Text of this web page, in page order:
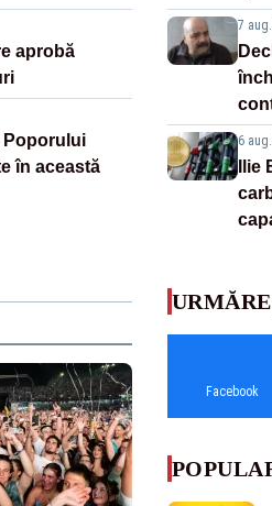
aprobă
Poporului
în această
7
6
Ilie
Facebook